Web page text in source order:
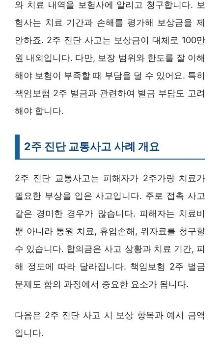
와 치료 내역을 보험사에 알리고 청구합니다. 보
험사는 치료 기간과 손해를 평가해 보상금을 제
안하죠. 2주 진단 사고는 보상금이 대체로 100만
원 내외입니다. 다만, 보장 범위와 한도를 잘 이해
해야 보험이 부족할 때 부담을 덜 수 있어요. 특히
책임보험 2주 벌금과 관련하여 벌금 부담도 고려
해야 합니다.
2주 진단 교통사고 사례 개요
2주 진단 교통사고는 피해자가 2주가량 치료가
필요한 부상을 입은 사고입니다. 주로 접촉 사고
같은 경미한 경우가 많습니다. 피해자는 치료비
뿐 아니라 통원 치료, 휴업손해, 위자료를 청구할
수 있습니다. 합의금은 사고 상황과 치료 기간, 피
해 정도에 따라 달라집니다. 책임보험 2주 벌금
문제도 합의 과정에서 중요한 요소가 됩니다.
다음은 2주 진단 사고 시 보상 항목과 예시 금액
입니다.